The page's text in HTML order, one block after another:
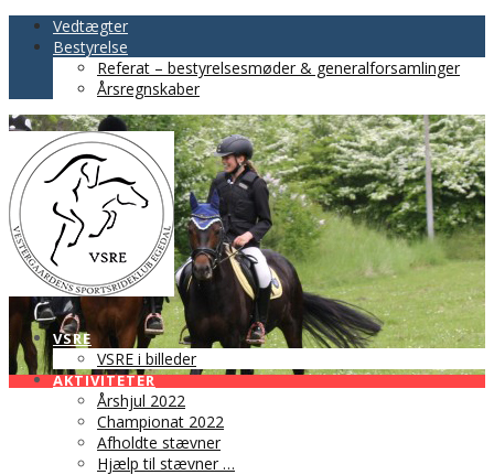
Vedtægter
Bestyrelse
Referat – bestyrelsesmøder & generalforsamlinger
Årsregnskaber
VSRE
VSRE i billeder
AKTIVITETER
Årshjul 2022
Championat 2022
Afholdte stævner
Hjælp til stævner …